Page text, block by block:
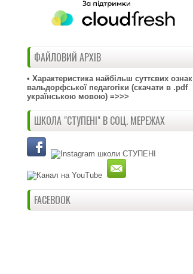
ФАЙЛОВИЙ АРХІВ
• Характеристика найбільш суттєвих ознак
вальдорфської педагогіки (скачати в .pdf
українською мовою) =>>>
ШКОЛА "СТУПЕНІ" В СОЦ. МЕРЕЖАХ
FACEBOOK